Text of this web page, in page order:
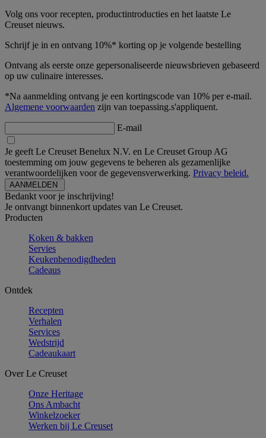
Volg ons voor recepten, productintroducties en het laatste Le
Creuset nieuws.
Schrijf je in en ontvang 10%* korting op je volgende bestelling
Ontvang als eerste onze gepersonaliseerde nieuwsbrieven gebaseerd
op uw culinaire interesses.
*Na aanmelding ontvang je een kortingscode van 10% per e-mail.
Algemene voorwaarden zijn van toepassing.s'appliquent.
E-mail
Je geeft Le Creuset Benelux N.V. en Le Creuset Group AG
toestemming om jouw gegevens te beheren als gezamenlijke
verantwoordelijken voor de gegevensverwerking. Privacy beleid.
Bedankt voor je inschrijving!
Je ontvangt binnenkort updates van Le Creuset.
Producten
Koken & bakken
Servies
Keukenbenodigdheden
Cadeaus
Ontdek
Recepten
Verhalen
Services
Wedstrijd
Cadeaukaart
Over Le Creuset
Onze Heritage
Ons Ambacht
Winkelzoeker
Werken bij Le Creuset